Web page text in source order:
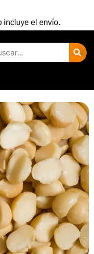
incluye el envío.